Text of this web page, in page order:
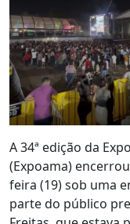
A 34ª edição da
(Expoama)
feira (19) sob uma
parte do público